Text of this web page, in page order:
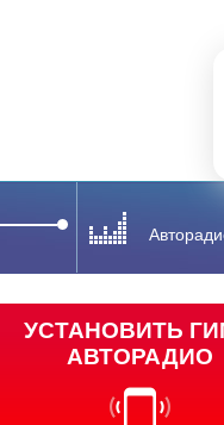
УСТАНОВИТЬ
АВТОРАДИО